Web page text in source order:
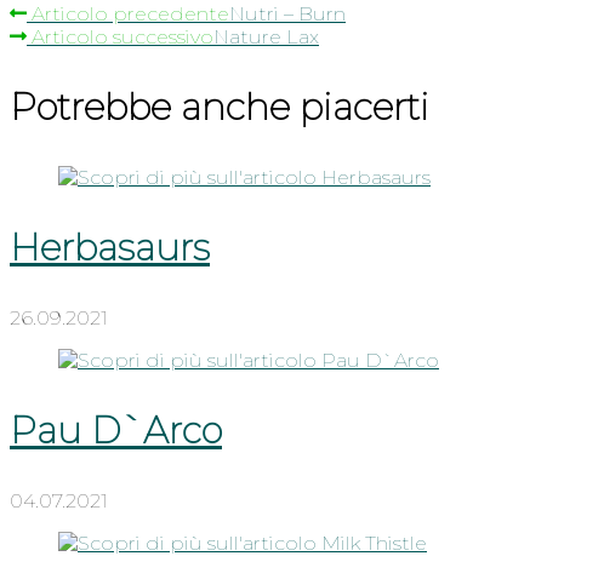
Articolo precedenteNutri – Burn
Articolo successivoNature Lax
Potrebbe anche piacerti
Herbasaurs
26.09.2021
Pau D`Arco
04.07.2021